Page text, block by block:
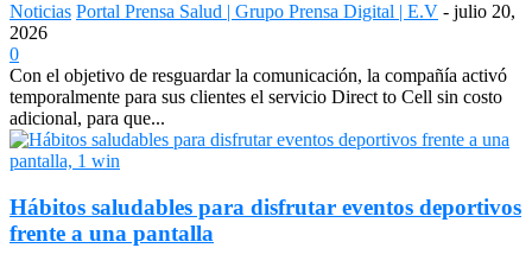
Noticias Portal Prensa Salud | Grupo Prensa Digital | E.V - julio 20,
2026
0
Con el objetivo de resguardar la comunicación, la compañía activó
temporalmente para sus clientes el servicio Direct to Cell sin costo
adicional, para que...
Hábitos saludables para disfrutar eventos deportivos
frente a una pantalla